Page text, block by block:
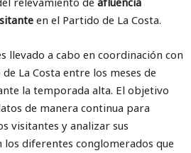
en el Partido de La Costa.
llevado a cabo en coordinación con
La Costa entre los meses de
la temporada alta. El objetivo
de manera continua para
visitantes y analizar sus
diferentes conglomerados que